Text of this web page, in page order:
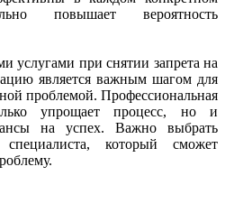
повышает вероятность
услугами при снятии запрета на
является важным шагом для
проблемой. Профессиональная
упрощает процесс, но и
на успех. Важно выбрать
который сможет